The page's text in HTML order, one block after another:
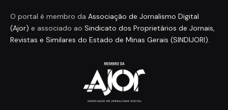
O portal é membro da Associação de Jornalismo Digital
(Ajor) e associado ao Sindicato dos Proprietários de Jornais,
Revistas e Similares do Estado de Minas Gerais (SINDIJORI).